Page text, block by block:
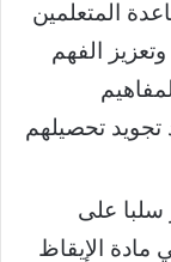
المتعلمين
الفهم
تجويد تحصيلهم
سلبا على
الإيقاظ